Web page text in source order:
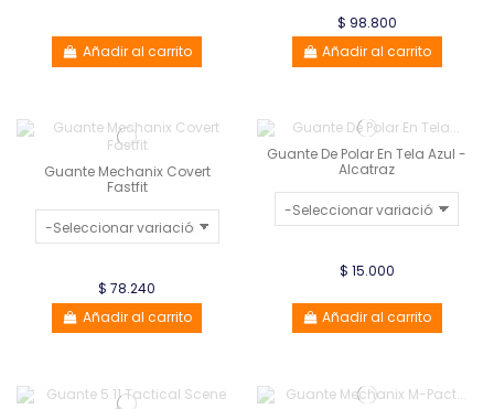
Añadir al carrito
$ 98.800
Añadir al carrito
Guante Mechanix Covert
Fastfit
$ 78.240
Añadir al carrito
Guante De Polar En Tela Azul -
Alcatraz
$ 15.000
Añadir al carrito